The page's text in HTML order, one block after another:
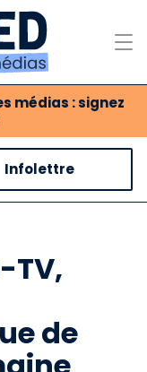
médias : signez
Infolettre
TV,
de